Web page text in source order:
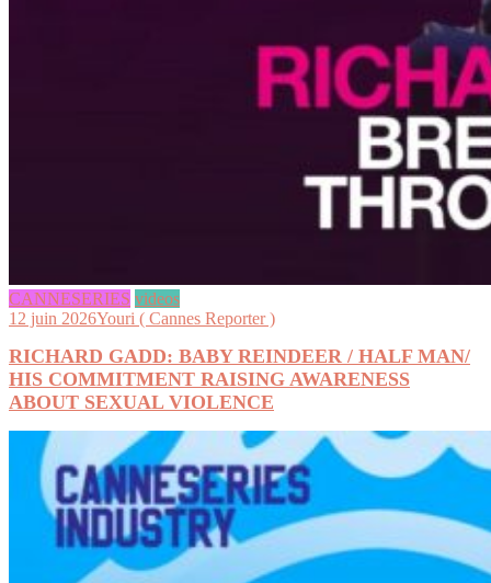
CANNESERIES videos
12 juin 2026Youri ( Cannes Reporter )
RICHARD GADD: BABY REINDEER / HALF MAN/
HIS COMMITMENT RAISING AWARENESS
ABOUT SEXUAL VIOLENCE